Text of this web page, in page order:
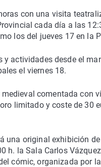
con una visita
cada día a las
los del jueves 17 en la
actividades desde el
el viernes 18.
comentada con
limitado y coste de 30
una original exhibición
h. la Sala Carlos
cómic, organizada por